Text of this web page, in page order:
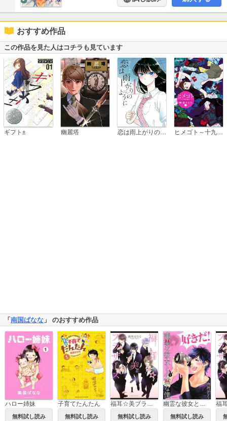
おすすめ作品
この作品を見た人はコチラも見ています
ギフト± 幽麗塔 恋は雨上がりのように ヒメゴト～十九歳の制服～
「 南国ばなな 」 のおすすめ作品
ハロー姉妹
無料試し読み
子育てたんたん
無料試し読み
福耳☆美ブラザーズ 分冊版
無料試し読み
幽霊な彼女と心霊な僕
無料試し読み